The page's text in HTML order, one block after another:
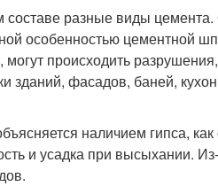
разные виды
особенностью цементной
происходить
фасадов, баней,
наличием гипса, как
и усадка при высыхании.